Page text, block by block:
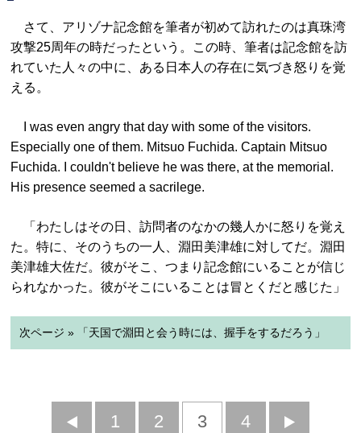
さて、アリゾナ記念館を筆者が初めて訪れたのは真珠湾
攻撃25周年の時だったという。この時、筆者は記念館を訪
れていた人々の中に、ある日本人の存在に気づき怒りを覚
える。
I was even angry that day with some of the visitors.
Especially one of them. Mitsuo Fuchida. Captain Mitsuo
Fuchida. I couldn't believe he was there, at the memorial.
His presence seemed a sacrilege.
「わたしはその日、訪問者のなかの幾人かに怒りを覚え
た。特に、そのうちの一人、淵田美津雄に対してだ。淵田
美津雄大佐だ。彼がそこ、つまり記念館にいることが信じ
られなかった。彼がそこにいることは冒とくだと感じた」
次ページ » 「天国で淵田と会う時には、握手をするだろう」
前
1 2 3 4